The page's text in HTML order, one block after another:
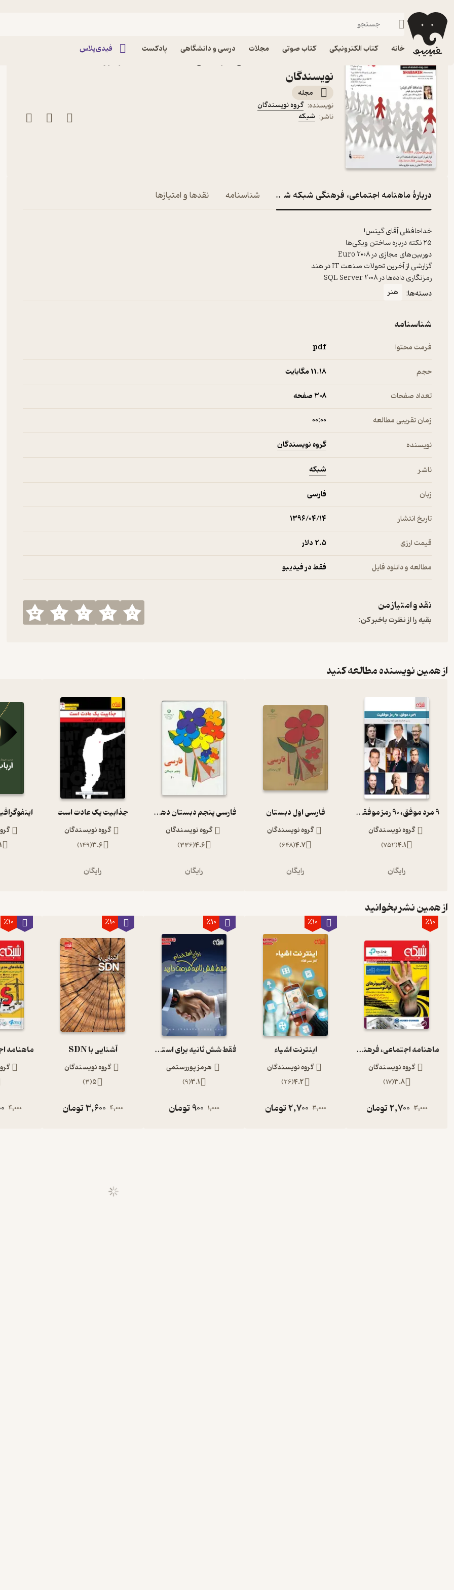
خانه کتاب الکترونیکی کتاب صوتی مجلات درسی و دانشگاهی پادکست فیدی‌پلاس
فیدیبو مجله و نشریه
نویسندگان
مجله
نویسنده: گروه نویسندگان
ناشر: شبکه
دربارۀ ماهنامه اجتماعی، فرهنگی شبکه شماره 91 شناسنامه نقدها و امتیازها
رمزنگاری داده‌ها در SQL Server 2008
دسته‌ها: هنر
شناسنامه
فرمت محتوا pdf
حجم 11.۱۸ مگابایت
تعداد صفحات 308 صفحه
زمان تقریبی مطالعه ۰۰:۰۰
نویسنده گروه نویسندگان
ناشر شبکه
زبان فارسی
تاریخ انتشار ۱۳۹۶/۰۴/۱۴
قیمت ارزی 2.۵ دلار
مطالعه و دانلود فایل فقط در فیدیبو
نقد و امتیاز من
بقیه را از نظرت باخبر کن:
از همین نویسنده مطالعه کنید
9 مرد موفق، 90 رمز موفقیت
گروه نویسندگان
4.1
(
752
)
رایگان
فارسی اول دبستان
گروه نویسندگان
4.7
(
648
)
رایگان
فارسی پنجم دبستان دهه 60
گروه نویسندگان
4.6
(
336
)
رایگان
جذابیت یک عادت است
گروه نویسندگان
3.6
(
149
)
رایگان
از همین نشر بخوانید
٪10
ماهنامه اجتماعی، فرهنگی شبکه شماره 189
گروه نویسندگان
3.8
(
17
)
3,000
2,700تومان
٪10
اینترنت اشیاء
گروه نویسندگان
4.2
(
26
)
3,000
2,700تومان
٪10
فقط شش ثانیه برای استخدام فرصت دارید
هرمز پوررستمی
3.1
(
9
)
1,000
900تومان
٪10
آشنایی با SDN
گروه نویسندگان
5
(
3
)
4,000
3,600تومان
٪10
4,000